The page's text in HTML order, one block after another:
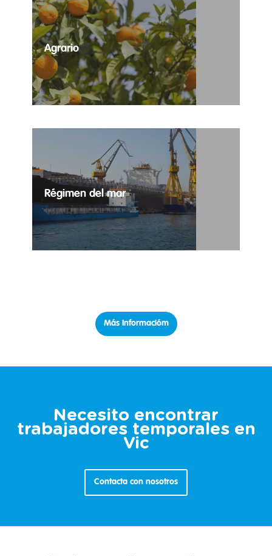
Agrario
Selección de puestos temporales para todas las
necesidades del sector agrario.
Régimen del mar
Trabajo temporal para régimen del mar.
Más Informacióm
Necesito encontrar
trabajadores temporales en
Vic
Contacta con nosotros